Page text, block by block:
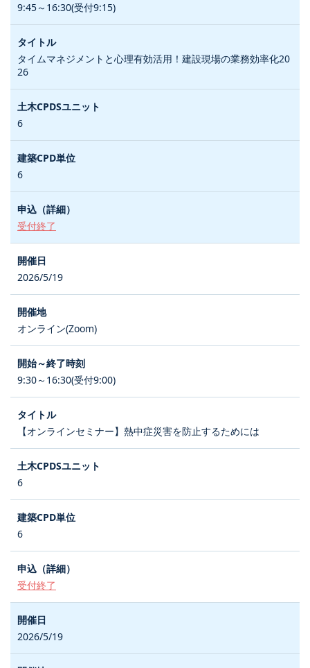
9:45～16:30(受付9:15)
タイムマネジメントと心理有効活用！建設現場の業務効率化20
26
6
6
受付終了
2026/5/19
オンライン(Zoom)
9:30～16:30(受付9:00)
【オンラインセミナー】熱中症災害を防止するためには
6
6
受付終了
2026/5/19